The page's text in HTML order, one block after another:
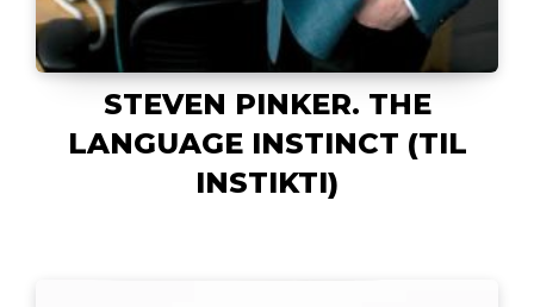
STEVEN PINKER. THE
LANGUAGE INSTINCT (TIL
INSTIKTI)